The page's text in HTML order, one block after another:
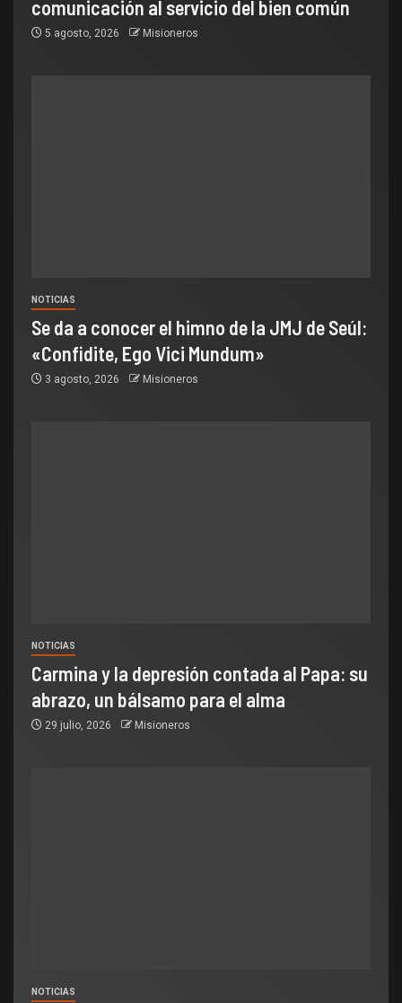
comunicación al servicio del bien común
5 agosto, 2026 Misioneros
NOTICIAS
Se da a conocer el himno de la JMJ de Seúl:
«Confidite, Ego Vici Mundum»
3 agosto, 2026 Misioneros
NOTICIAS
Carmina y la depresión contada al Papa: su
abrazo, un bálsamo para el alma
29 julio, 2026 Misioneros
NOTICIAS